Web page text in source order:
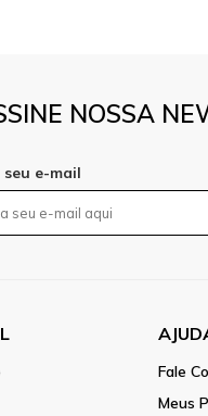
NOSSA
e-mail
Fale
Meus